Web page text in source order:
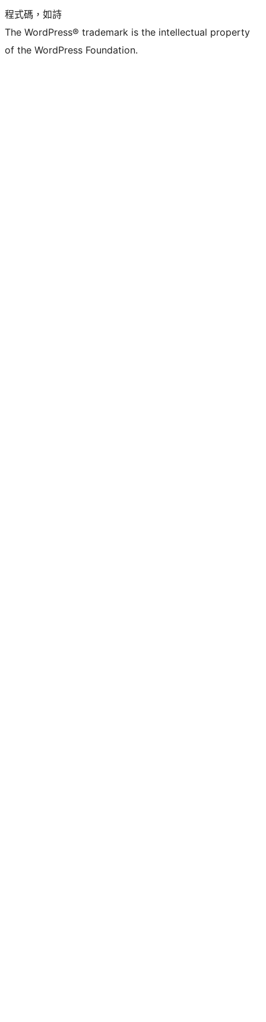
程式碼，如詩
The WordPress® trademark is the intellectual property
of the WordPress Foundation.